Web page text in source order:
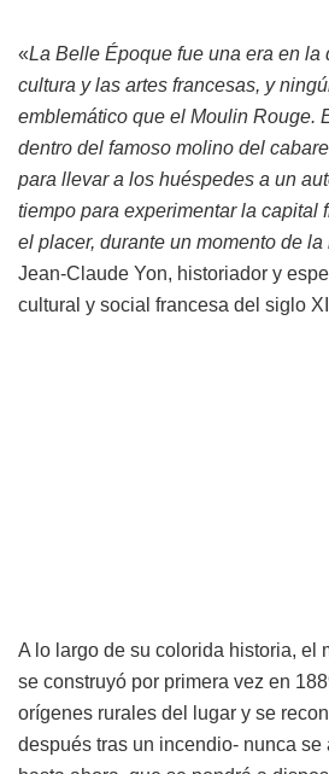
«La Belle Époque fue una era en la
cultura y las artes francesas, y
emblemático que el Moulin Rouge.
dentro del famoso molino del
para llevar a los huéspedes a un
tiempo para experimentar la capital
el placer, durante un momento de la
Jean-Claude Yon, historiador y
cultural y social francesa del siglo
A lo largo de su colorida historia, el
se construyó por primera vez en
orígenes rurales del lugar y se
después tras un incendio- nunca